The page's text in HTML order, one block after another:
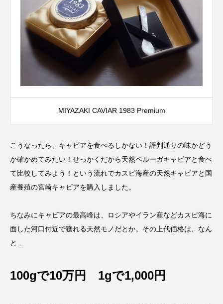
MIYAZAKI CAVIAR 1983 Premium
こうなったら、キャビアを食べるしかない！評判通りの味かどう
か確かめてみたい！せっかくだから天然ベルーガキャビアと食べ
て比較してみよう！という流れでカスピ海産の天然キャビアと国
産養殖の宮崎キャビアを購入しました。
ちなみにキャビアの最高峰は、ロシアやイラン産などカスピ海に
面した河口付近で獲れる天然モノだとか。その上代価格は、なん
と…
100gで10万円 1gで1,000円